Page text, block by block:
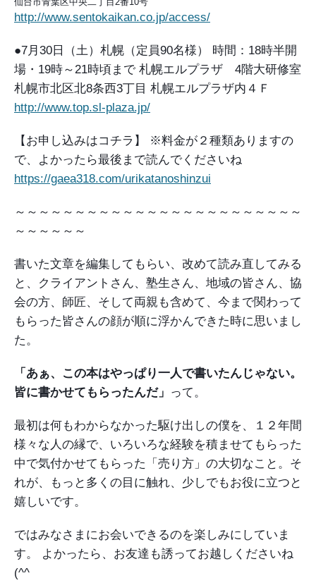
http://www.sentokaikan.co.jp/access/
●7月30日（土）札幌（定員90名様）
時間：18時半開
場・19時～21時頃まで 札幌エルプラザ 4階大研修室
札幌市北区北8条西3丁目 札幌エルプラザ内４Ｆ
http://www.top.sl-plaza.jp/
【お申し込みはコチラ】
※料金が２種類ありますの
で、よかったら最後まで読んでくださいね
https://gaea318.com/urikatanoshinzui
～～～～～～～～～～～～～～～～～～～～～～～～
～～～～～～
書いた文章を編集してもらい、改めて読み直してみる
と、クライアントさん、塾生さん、地域の皆さん、協
会の方、師匠、そして両親も含めて、今まで関わって
もらった皆さんの顔が順に浮かんできた時に思いまし
た。
「あぁ、この本はやっぱり一人で書いたんじゃない。
皆に書かせてもらったんだ」 って。
最初は何もわからなかった駆け出しの僕を、１２年間
様々な人の縁で、いろいろな経験を積ませてもらった
中で気付かせてもらった「売り方」の大切なこと。そ
れが、もっと多くの目に触れ、少しでもお役に立つと
嬉しいです。
ではみなさまにお会いできるのを楽しみにしていま
す。
よかったら、お友達も誘ってお越しくださいね
(^^